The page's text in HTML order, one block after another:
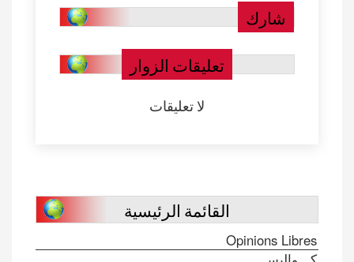
شارك
تعليقات الزوار
لا تعليقات
القائمة الرئيسية
Opinions Libres